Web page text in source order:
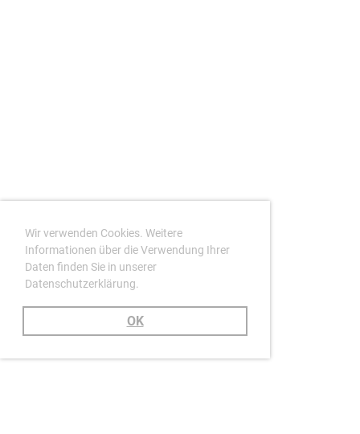
Wir verwenden Cookies. Weitere
Informationen über die Verwendung Ihrer
Daten finden Sie in unserer
Datenschutzerklärung.
OK